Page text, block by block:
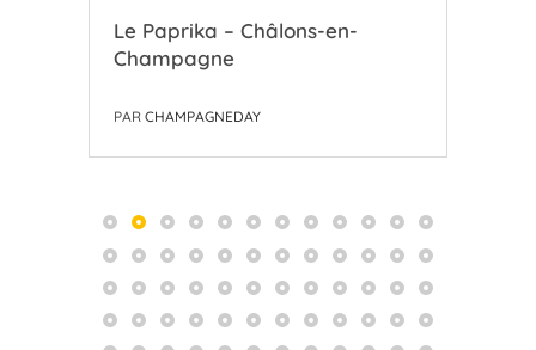
Le Paprika – Châlons-en-
Champagne
PAR CHAMPAGNEDAY